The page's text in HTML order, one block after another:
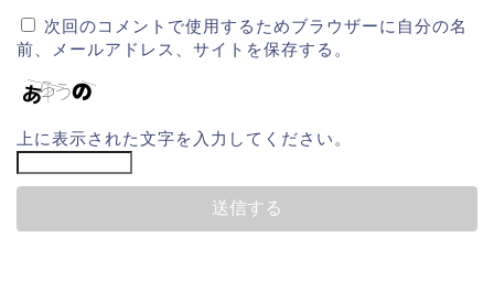
次回のコメントで使用するためブラウザーに自分の名
前、メールアドレス、サイトを保存する。
上に表示された文字を入力してください。